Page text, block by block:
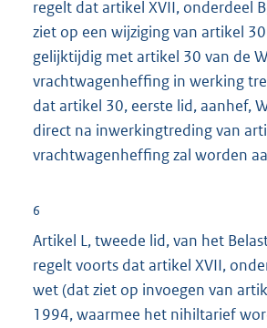
regelt dat artikel XVII, onderdeel
ziet op een wijziging van artikel
gelijktijdig met artikel 30 van de
vrachtwagenheffing in werking
dat artikel 30, eerste lid, aanhef,
direct na inwerkingtreding van
vrachtwagenheffing zal worden
6
Artikel L, tweede lid, van het
regelt voorts dat artikel XVII,
wet (dat ziet op invoegen van
1994, waarmee het nihiltarief